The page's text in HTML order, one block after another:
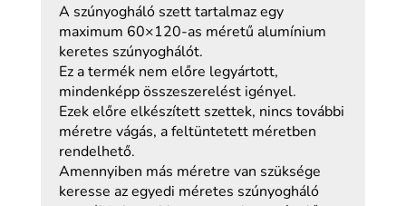
A szúnyogháló szett tartalmaz egy
maximum 60×120-as méretű alumínium
keretes szúnyoghálót.
Ez a termék nem előre legyártott,
mindenképp összeszerelést igényel.
Ezek előre elkészített szettek, nincs további
méretre vágás, a feltüntetett méretben
rendelhető.
Amennyiben más méretre van szüksége
keresse az egyedi méretes szúnyogháló